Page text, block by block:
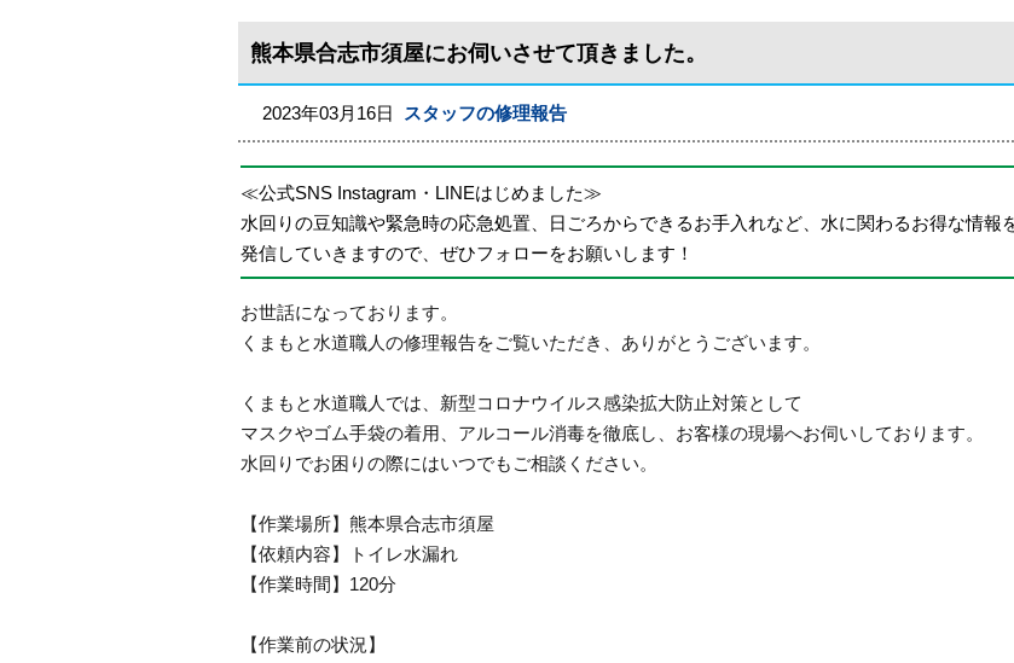
熊本県合志市須屋にお伺いさせて頂きました。
2023年03月16日 スタッフの修理報告
≪公式SNS Instagram・LINEはじめました≫
水回りの豆知識や緊急時の応急処置、日ごろからできるお手入れなど、水に関わるお得な情報
発信していきますので、ぜひフォローをお願いします！
お世話になっております。
くまもと水道職人の修理報告をご覧いただき、ありがとうございます。
くまもと水道職人では、新型コロナウイルス感染拡大防止対策として
マスクやゴム手袋の着用、アルコール消毒を徹底し、お客様の現場へお伺いしております。
水回りでお困りの際にはいつでもご相談ください。
【作業場所】熊本県合志市須屋
【依頼内容】トイレ水漏れ
【作業時間】120分
【作業前の状況】